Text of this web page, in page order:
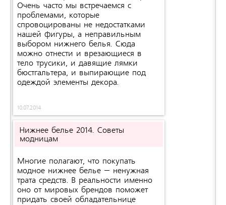
Очень часто мы встречаемся с
проблемами, которые
спровоцированы не недостатками
нашей фигуры, а неправильным
выбором нижнего белья. Сюда
можно отнести и врезающиеся в
тело трусики, и давящие лямки
бюстгальтера, и выпирающие под
одеждой элементы декора.
10.07.2014
Нижнее белье 2014. Советы
модницам
Многие полагают, что покупать
модное нижнее белье – ненужная
трата средств. В реальности именно
оно от мировых брендов поможет
придать своей обладательнице